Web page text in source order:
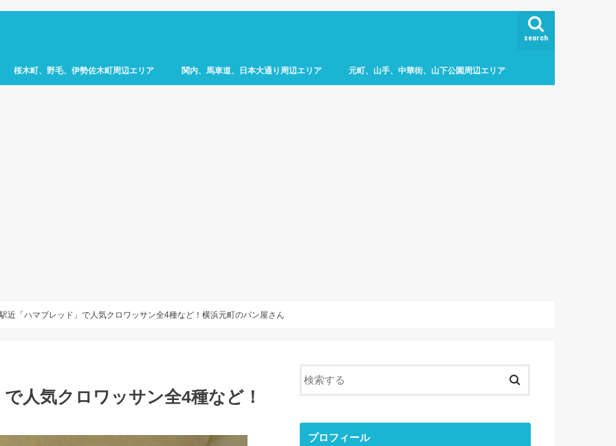
search
桜木町、野毛、伊勢佐木町周辺エリア 関内、馬車道、日本大通り周辺エリア 元町、山手、中華街、山下公園周辺エリア
近「ハマブレッド」で人気クロワッサン全4種など！横浜元町のパン屋さん
人気クロワッサン全4種など！
プロフィール